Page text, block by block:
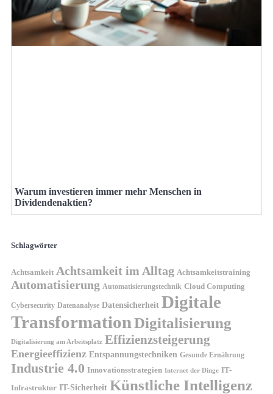
Warum investieren immer mehr Menschen in
Dividendenaktien?
Schlagwörter
Achtsamkeit Achtsamkeit im Alltag Achtsamkeitstraining
Automatisierung Automatisierungstechnik Cloud Computing
Cybersecurity Datenanalyse Datensicherheit Digitale
TransformationDigitalisierung
Digitalisierung am Arbeitsplatz Effizienzsteigerung
Energieeffizienz Entspannungstechniken Gesunde Ernährung
Industrie 4.0 Innovationsstrategien Internet der Dinge IT-
Infrastruktur IT-Sicherheit Künstliche Intelligenz